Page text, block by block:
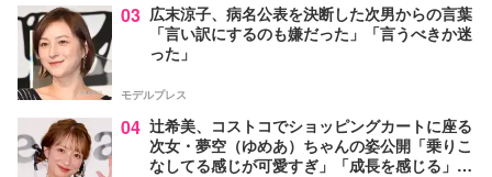
03 広末涼子、病名公表を決断した次男からの言葉
「言い訳にするのも嫌だった」「言うべきか迷
った」
モデルプレス
04 辻希美、コストコでショッピングカートに座る
次女・夢空（ゆめあ）ちゃんの姿公開「乗りこ
なしてる感じが可愛すぎ」「成長を感じる」の